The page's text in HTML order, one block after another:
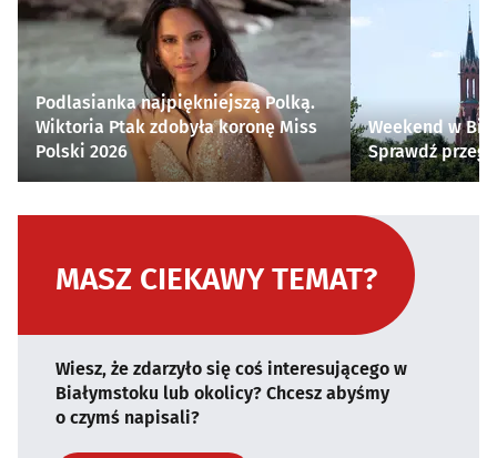
Podlasianka najpiękniejszą Polką.
Wiktoria Ptak zdobyła koronę Miss
Polski 2026
Weekend w
Sprawdź
MASZ CIEKAWY TEMAT?
Wiesz, że zdarzyło się coś interesującego w
Białymstoku lub okolicy? Chcesz abyśmy
o czymś napisali?